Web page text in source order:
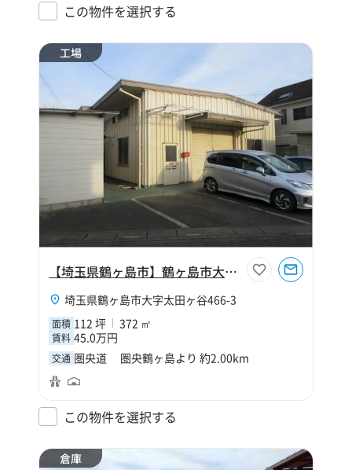
この物件を選択する
工場
【埼玉県鶴ヶ島市】鶴ヶ島市大字太田ヶ谷112坪工場
埼玉県鶴ヶ島市大字太田ヶ谷466-3
面積 112 坪 372 ㎡
賃料 45.0万円
交通 圏央道 圏央鶴ヶ島より 約2.00km
この物件を選択する
倉庫